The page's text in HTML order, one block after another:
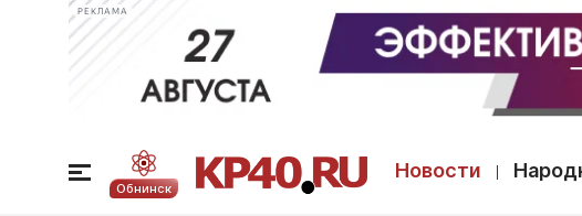
РЕКЛАМА
Обнинск
Новости